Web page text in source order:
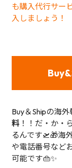
も購入代行サー
入しましょう！
Buy＆Shipの海
料 ！！だ・か・
るんです🛫🎁海
や電話番号など
可能です👜✨